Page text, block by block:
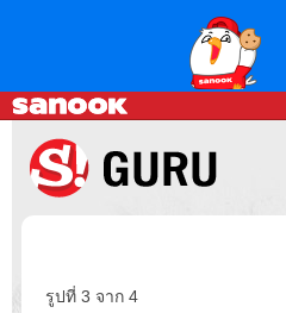
รูปที่ 3 จาก 4